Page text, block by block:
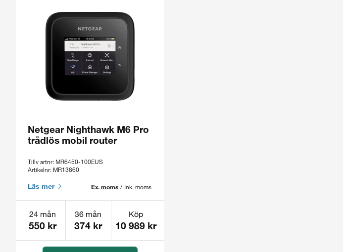
Netgear Nighthawk M6 Pro
trådlös mobil router
Tillv artnr: MR6450-100EUS
Artikelnr: MR13860
Läs mer Ex. moms / Ink. moms
24 mån
550 kr
36 mån
374 kr
Köp
10 989 kr